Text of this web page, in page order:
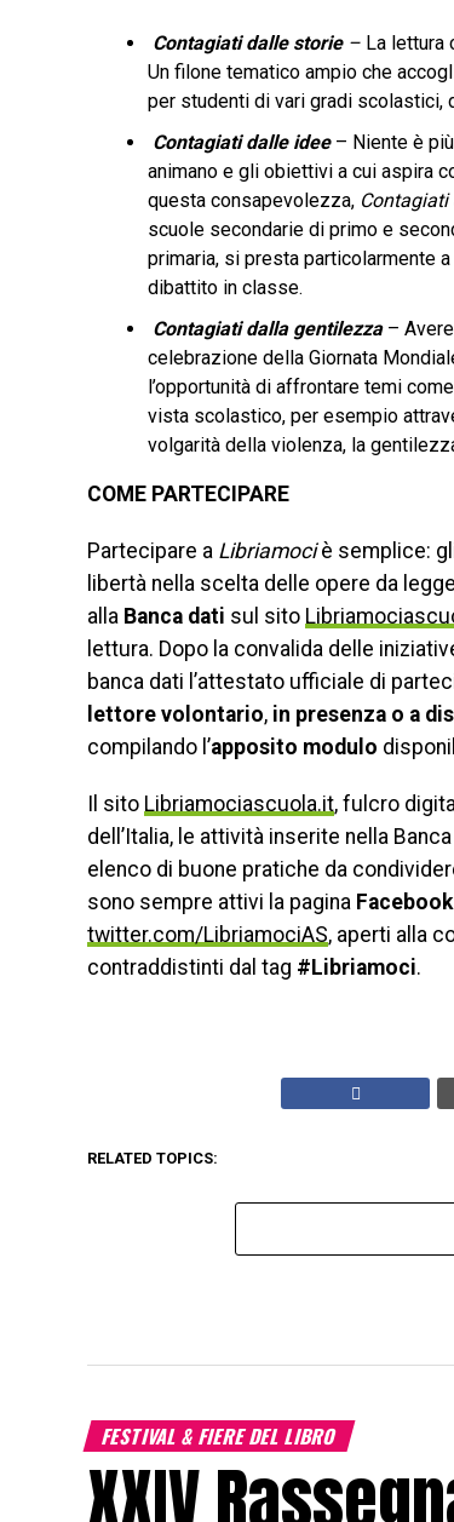
Contagiati dalle storie– La lettura
Un filone tematico ampio che
per studenti di vari gradi scolastici,
Contagiati dalle idee – Niente è
animano e gli obiettivi a cui aspira
questa consapevolezza,
scuole secondarie di primo e
primaria, si presta particolarmente
dibattito in classe.
Contagiati dalla gentilezza– Avere
celebrazione della Giornata
l’opportunità di affrontare temi
vista scolastico, per esempio
volgarità della violenza, la
COME PARTECIPARE
Partecipare a Libriamociè semplice:
libertà nella scelta delle opere da
alla Banca dati sul sito
lettura. Dopo la convalida delle
banca dati l’attestato ufficiale di
lettore volontario, in presenza o a
compilando l’apposito modulo
Il sito Libriamociascuola.it, fulcro
dell’Italia, le attività inserite nella
elenco di buone pratiche da
sono sempre attivi la pagina Facebook
twitter.com/LibriamociAS, aperti alla
contraddistinti dal tag #Libriamoci.
RELATED TOPICS:
FESTIVAL & FIERE DEL LIBRO
XXIV